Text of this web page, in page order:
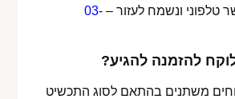
טלפוני ונשמח לעזור –03-
להזמנה להגיע?
משתנים בהתאם לסוג התכשיט